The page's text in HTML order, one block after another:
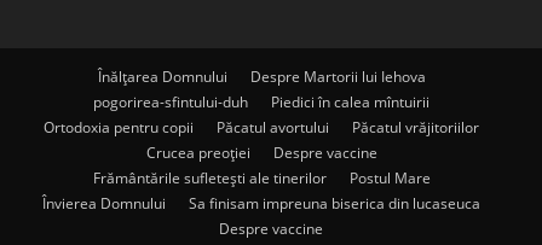
Înălțarea Domnului
Despre Martorii lui Iehova
pogorirea-sfintului-duh
Piedici în calea mîntuirii
Ortodoxia pentru copii
Păcatul avortului
Păcatul vrăjitoriilor
Crucea preoției
Despre vaccine
Frământările sufletești ale tinerilor
Postul Mare
Învierea Domnului
Sa finisam impreuna biserica din lucaseuca
Despre vaccine